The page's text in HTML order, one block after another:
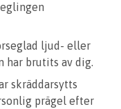
ljud- eller
har brutits av dig.
skräddarsytts
prägel efter